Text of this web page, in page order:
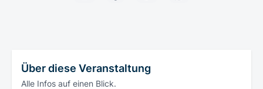
Über diese Veranstaltung
Alle Infos auf einen Blick.